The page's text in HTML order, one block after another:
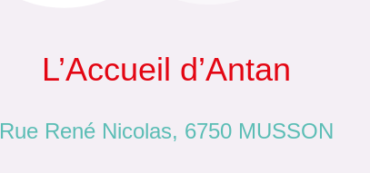
L’Accueil d’Antan
Rue René Nicolas, 6750 MUSSON